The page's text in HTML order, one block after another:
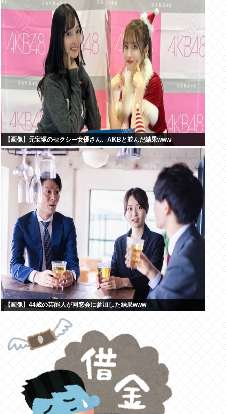
【画像】元宝塚のセクシー女優さん、AKBと並んだ結果www
【画像】44歳の芸能人が同窓会に参加した結果www